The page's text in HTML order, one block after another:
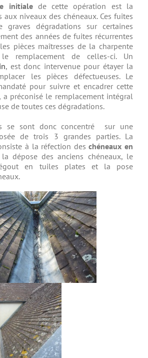
initialede cette opération est la
aux niveaux des chéneaux. Ces fuites
graves dégradations sur certaines
des années de fuites récurrentes
pièces maîtresses de la charpente
remplacement de celles-ci. Un
, est donc intervenue pour étayer la
les pièces défectueuses. Le
pour suivre et encadrer cette
, a préconisé le remplacement intégral
de toutes ces dégradations.
se sont donc concentré sur une
de trois 3 grandes parties. La
à la réfection deschéneaux en
dépose des anciens chéneaux, le
en tuiles plates et la pose